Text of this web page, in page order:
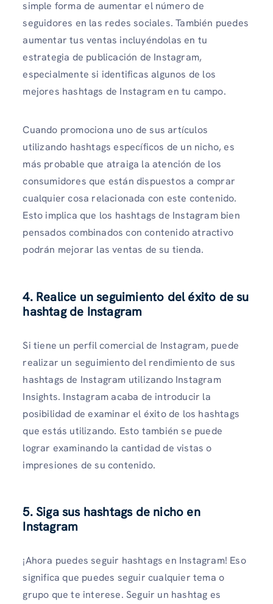
simple forma de aumentar el número de
seguidores en las redes sociales. También puedes
aumentar tus ventas incluyéndolas en tu
estrategia de publicación de Instagram,
especialmente si identificas algunos de los
mejores hashtags de Instagram en tu campo.
Cuando promociona uno de sus artículos
utilizando hashtags específicos de un nicho, es
más probable que atraiga la atención de los
consumidores que están dispuestos a comprar
cualquier cosa relacionada con este contenido.
Esto implica que los hashtags de Instagram bien
pensados ​​combinados con contenido atractivo
podrán mejorar las ventas de su tienda.
4. Realice un seguimiento del éxito de su
hashtag de Instagram
Si tiene un perfil comercial de Instagram, puede
realizar un seguimiento del rendimiento de sus
hashtags de Instagram utilizando Instagram
Insights. Instagram acaba de introducir la
posibilidad de examinar el éxito de los hashtags
que estás utilizando. Esto también se puede
lograr examinando la cantidad de vistas o
impresiones de su contenido.
5. Siga sus hashtags de nicho en
Instagram
¡Ahora puedes seguir hashtags en Instagram! Eso
significa que puedes seguir cualquier tema o
grupo que te interese. Seguir un hashtag es